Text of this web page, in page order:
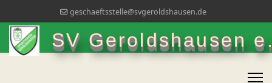
geschaeftsstelle@svgeroldshausen.de
SV Geroldshausen